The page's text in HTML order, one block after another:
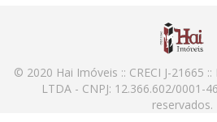
© 2020 Hai Imóveis :: CRECI J-21665
LTDA - CNPJ: 12.366.602/0001-
reservados.